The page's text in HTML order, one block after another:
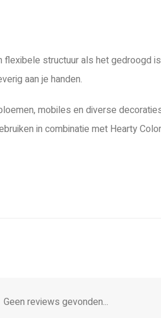
structuur als het gedroogd
aan je handen.
mobiles en diverse
in combinatie met Hearty
Geen reviews gevonden...